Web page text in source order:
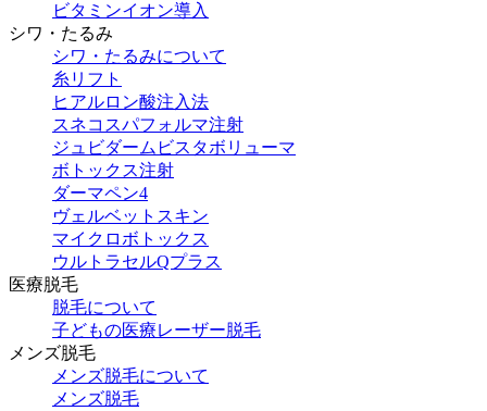
ビタミンイオン導入
シワ・たるみ
シワ・たるみについて
糸リフト
ヒアルロン酸注入法
スネコスパフォルマ注射
ジュビダームビスタボリューマ
ボトックス注射
ダーマペン4
ヴェルベットスキン
マイクロボトックス
ウルトラセルQプラス
医療脱毛
脱毛について
子どもの医療レーザー脱毛
メンズ脱毛
メンズ脱毛について
メンズ脱毛